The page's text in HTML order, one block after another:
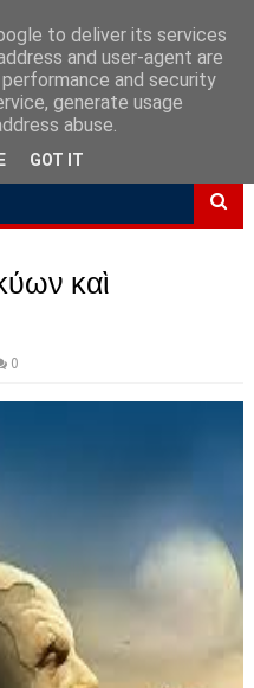
και τον κόσμο
καὶ
0
to deliver its services
and user-agent are
and security
generate usage
abuse.
GOT IT